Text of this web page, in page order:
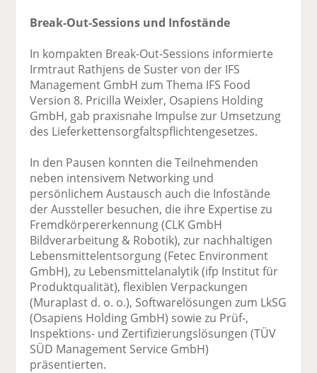
Break-Out-Sessions und Infostände
In kompakten Break-Out-Sessions informierte
Irmtraut Rathjens de Suster von der IFS
Management GmbH zum Thema IFS Food
Version 8. Pricilla Weixler, Osapiens Holding
GmbH, gab praxisnahe Impulse zur Umsetzung
des Lieferkettensorgfaltspflichtengesetzes.
In den Pausen konnten die Teilnehmenden
neben intensivem Networking und
persönlichem Austausch auch die Infostände
der Aussteller besuchen, die ihre Expertise zu
Fremdkörpererkennung (CLK GmbH
Bildverarbeitung & Robotik), zur nachhaltigen
Lebensmittelentsorgung (Fetec Environment
GmbH), zu Lebensmittelanalytik (ifp Institut für
Produktqualität), flexiblen Verpackungen
(Muraplast d. o. o.), Softwarelösungen zum LkSG
(Osapiens Holding GmbH) sowie zu Prüf-,
Inspektions- und Zertifizierungslösungen (TÜV
SÜD Management Service GmbH)
präsentierten.